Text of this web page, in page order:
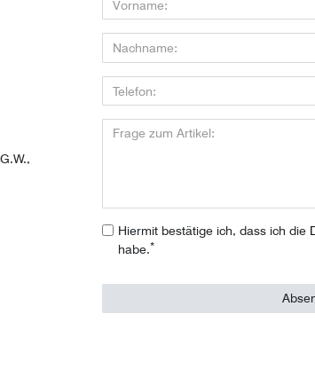
Hiermit bestätige ich, dass ich die
habe.*